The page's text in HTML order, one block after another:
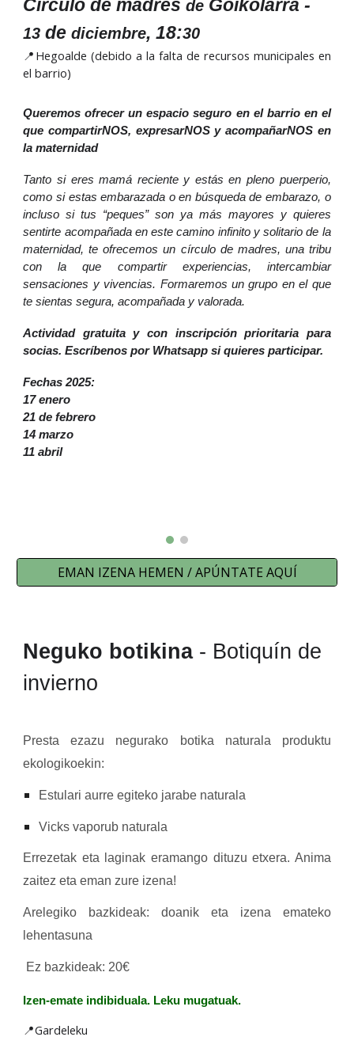
Círculo de madresde Goikolarra -
13dediciembre, 18:30
📍Hegoalde (debido a la falta de recursos municipales en
el barrio)
Queremos ofrecer un espacio seguro en el barrio en el
que compartirNOS, expresarNOS y acompañarNOS en
la maternidad
Tanto si eres mamá reciente y estás en pleno puerperio,
como si estas embarazada o en búsqueda de embarazo, o
incluso si tus “peques” son ya más mayores y quieres
sentirte acompañada en este camino infinito y solitario de la
maternidad, te ofrecemos un círculo de madres, una tribu
con la que compartir experiencias, intercambiar
sensaciones y vivencias. Formaremos un grupo en el que
te sientas segura, acompañada y valorada.
Actividad gratuita y con inscripción prioritaria para
socias. Escríbenos por Whatsapp si quieres participar.
Fechas 2025:
17 enero
21 de febrero
14 marzo
11 abril
EMAN IZENA HEMEN / APÚNTATE AQUÍ
Neguko botikina - Botiquín de
invierno
Presta ezazu negurako botika naturala produktu
ekologikoekin:
Estulari aurre egiteko jarabe naturala
Vicks vaporub naturala
Errezetak eta laginak eramango dituzu etxera. Anima
zaitez eta eman zure izena!
Arelegiko bazkideak: doanik eta izena emateko
lehentasuna
Ez bazkideak: 20€
Izen-emate indibiduala. Leku mugatuak.
📍Gardeleku